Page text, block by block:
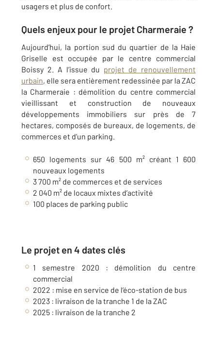
usagers et plus de confort.
Quels enjeux pour le projet Charmeraie ?
Aujourd’hui, la portion sud du quartier de la Haie
Griselle est occupée par le centre commercial
Boissy 2. A l’issue du projet de renouvellement
urbain, elle sera entièrement redessinée par la ZAC
la Charmeraie : démolition du centre commercial
vieillissant et construction de nouveaux
développements immobiliers sur près de 7
hectares, composés de bureaux, de logements, de
commerces et d’un parking.
650 logements sur 46 500 m² créant 1 600
nouveaux logements
3 700 m² de commerces et de services
2 040 m² de locaux mixtes d’activité
100 places de parking public
Le projet en 4 dates clés
1 semestre 2020 : démolition du centre
commercial
2022 : mise en service de l’éco-station de bus
2023 : livraison de la tranche 1 de la ZAC
2025 : livraison de la tranche 2